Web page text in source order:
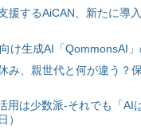
援するAiCAN、新たに導
け生成AI「QommonsAI
み、親世代と何が違う？
用は少数派-それでも「AI
）